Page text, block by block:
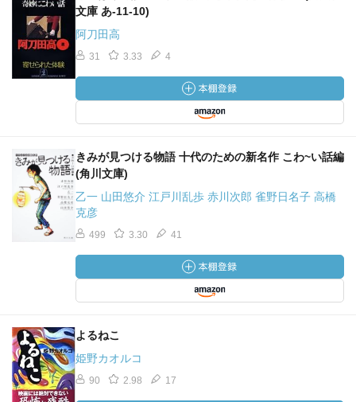
文庫 あ-11-10)
阿刀田高
31 3.33 4
きみが見つける物語 十代のための新名作 こわ~い話編
(角川文庫)
乙一 山田悠介 江戸川乱歩 赤川次郎 雀野日名子 高橋
克彦
499 3.30 41
よるねこ
姫野カオルコ
90 2.98 17